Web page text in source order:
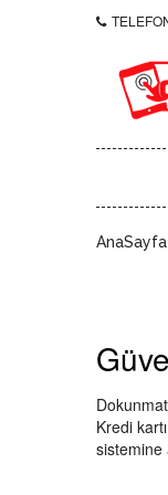
AnaSayfa
Kredi
sistemine